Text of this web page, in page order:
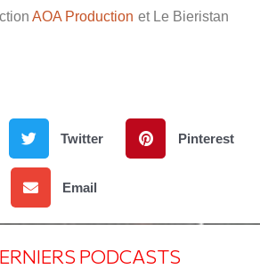
AOA Production et Le Bieristan
Twitter Pinterest
Email
PODCASTS